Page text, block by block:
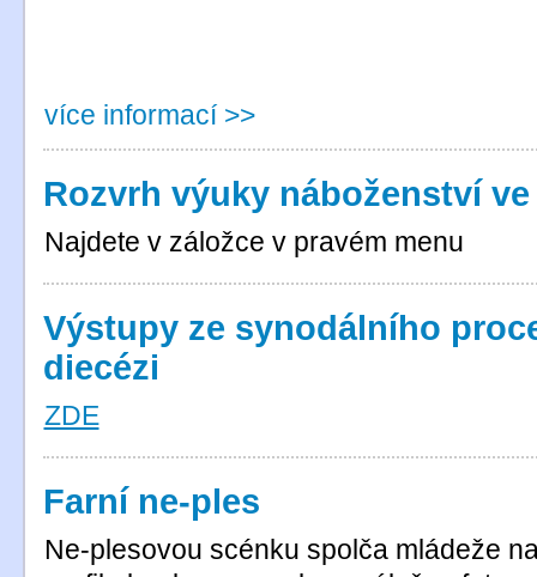
více informací >>
Rozvrh výuky náboženství
Najdete v záložce v pravém menu
Výstupy ze synodálního
diecézi
ZDE
Farní ne-ples
Ne-plesovou scénku spolča mládeže